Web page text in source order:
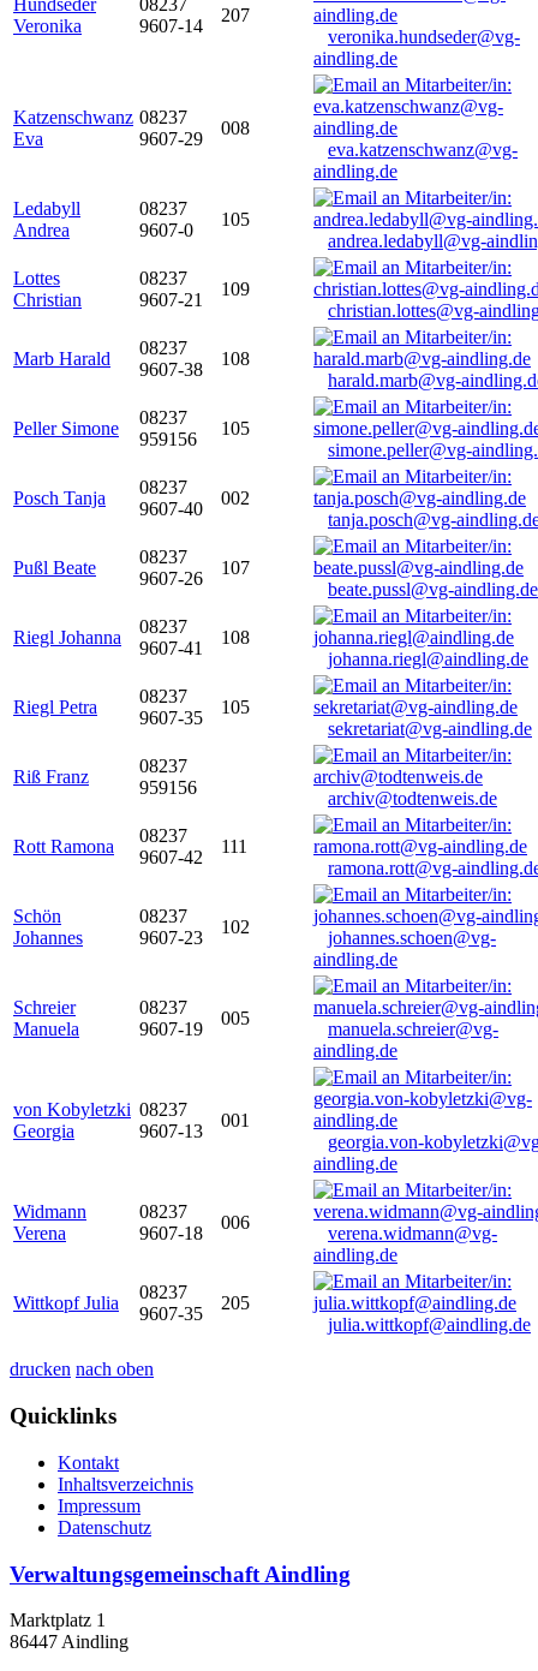
Hundseder
Veronika
08237
9607-14
207
veronika.hundseder@vg-
aindling.de
Katzenschwanz
Eva
08237
9607-29
008
eva.katzenschwanz@vg-
aindling.de
Ledabyll
Andrea
08237
9607-0
105
andrea.ledabyll@vg-
Lottes
Christian
08237
9607-21
109
christian.lottes@vg-
Marb Harald
08237
9607-38
108
harald.marb@vg-
Peller Simone
08237
959156
105
simone.peller@vg-
Posch Tanja
08237
9607-40
002
tanja.posch@vg-
Pußl Beate
08237
9607-26
107
beate.pussl@vg-aindling.de
Riegl Johanna
08237
9607-41
108
johanna.riegl@aindling.de
Riegl Petra
08237
9607-35
105
sekretariat@vg-aindling.de
Riß Franz
08237
959156
archiv@todtenweis.de
Rott Ramona
08237
9607-42
111
ramona.rott@vg-
Schön
Johannes
08237
9607-23
102
johannes.schoen@vg-
aindling.de
Schreier
Manuela
08237
9607-19
005
manuela.schreier@vg-
aindling.de
von Kobyletzki
Georgia
08237
9607-13
001
georgia.von-
aindling.de
Widmann
Verena
08237
9607-18
006
verena.widmann@vg-
aindling.de
Wittkopf Julia
08237
9607-35
205
julia.wittkopf@aindling.de
drucken nach oben
Quicklinks
Kontakt
Inhaltsverzeichnis
Impressum
Datenschutz
Verwaltungsgemeinschaft Aindling
Marktplatz 1
86447 Aindling